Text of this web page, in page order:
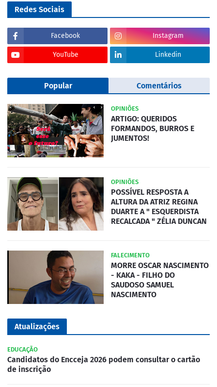
Redes Sociais
Facebook Instagram
YouTube Linkedin
Popular Comentários
OPINIÕES
ARTIGO: QUERIDOS
FORMANDOS, BURROS E
JUMENTOS!
OPINIÕES
POSSÍVEL RESPOSTA A
ALTURA DA ATRIZ REGINA
DUARTE A " ESQUERDISTA
RECALCADA " ZÉLIA DUNCAN
FALECIMENTO
MORRE OSCAR NASCIMENTO
- KAKA - FILHO DO
SAUDOSO SAMUEL
NASCIMENTO
Atualizações
EDUCAÇÃO
Candidatos do Encceja 2026 podem consultar o cartão
de inscrição